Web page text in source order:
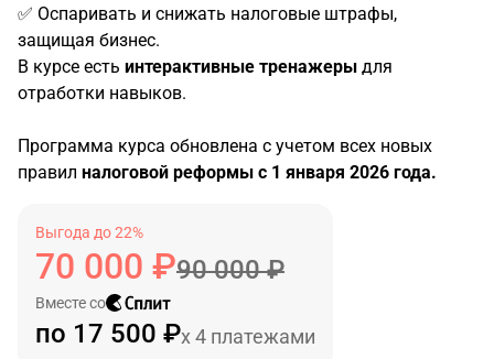
✅ Оспаривать и снижать налоговые штрафы,
защищая бизнес.
В курсе есть интерактивные тренажеры для
отработки навыков.
Программа курса обновлена с учетом всех новых
правил налоговой реформы с 1 января 2026 года.
Выгода до 22%
70 000 ₽90 000 ₽
Вместе со
по 17 500 ₽x 4 платежами